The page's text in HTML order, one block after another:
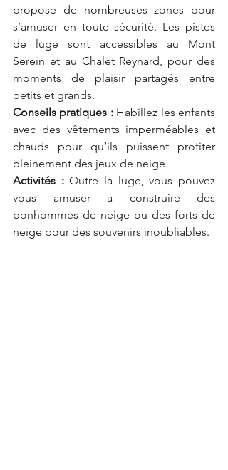
propose de nombreuses zones pour
s’amuser en toute sécurité. Les pistes
de luge sont accessibles au Mont
Serein et au Chalet Reynard, pour des
moments de plaisir partagés entre
petits et grands.
Conseils pratiques : Habillez les enfants
avec des vêtements imperméables et
chauds pour qu’ils puissent profiter
pleinement des jeux de neige.
Activités : Outre la luge, vous pouvez
vous amuser à construire des
bonhommes de neige ou des forts de
neige pour des souvenirs inoubliables.